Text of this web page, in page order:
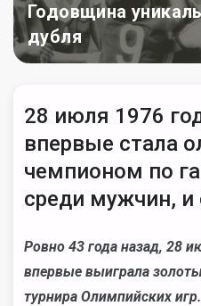
Годовщина
дубля
28 июля 1976
впервые стала
чемпионом по
среди мужчин,
Ровно 43 года назад, 28
впервые выиграла
турнира Олимпийских